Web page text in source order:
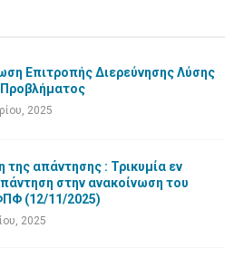
Επιτροπής Διερεύνησης Λύσης
Προβλήματος
2025
της απάντησης : Τρικυμία εν
στην ανακοίνωση του
(12/11/2025)
2025